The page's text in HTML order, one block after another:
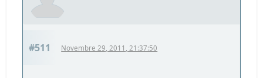
#511 Novembre 29, 2011, 21:37:50